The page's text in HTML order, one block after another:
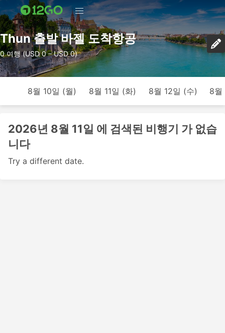
Thun 출발 바젤 도착항공
0 여행 (USD 0 – USD 0)
8월 10일 (월) 8월 11일 (화) 8월 12일 (수) 8월
2026년 8월 11일 에 검색된 비행기 가 없습
니다
Try a different date.